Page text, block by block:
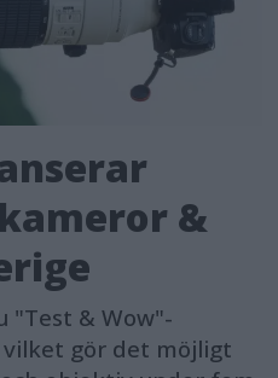
&
"Test & Wow"-
gör det möjligt